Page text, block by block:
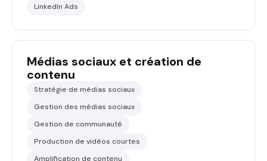
LinkedIn Ads
Médias sociaux et création de
contenu
Stratégie de médias sociaux
Gestion des médias sociaux
Gestion de communauté
Production de vidéos courtes
Amplification de contenu